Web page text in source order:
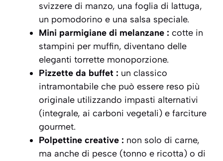
svizzere di manzo, una foglia di lattuga,
un pomodorino e una salsa speciale.
Mini parmigiane di melanzane : cotte in
stampini per muffin, diventano delle
eleganti torrette monoporzione.
Pizzette da buffet : un classico
intramontabile che può essere reso più
originale utilizzando impasti alternativi
(integrale, ai carboni vegetali) e farciture
gourmet.
Polpettine creative : non solo di carne,
ma anche di pesce (tonno e ricotta) o di